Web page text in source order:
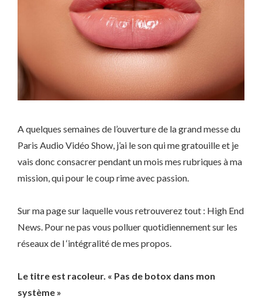
A quelques semaines de l’ouverture de la grand messe du
Paris Audio Vidéo Show, j’ai le son qui me gratouille et je
vais donc consacrer pendant un mois mes rubriques à ma
mission, qui pour le coup rime avec passion.
Sur ma page sur laquelle vous retrouverez tout : High End
News. Pour ne pas vous polluer quotidiennement sur les
réseaux de l ‘intégralité de mes propos.
Le titre est racoleur. « Pas de botox dans mon
système »